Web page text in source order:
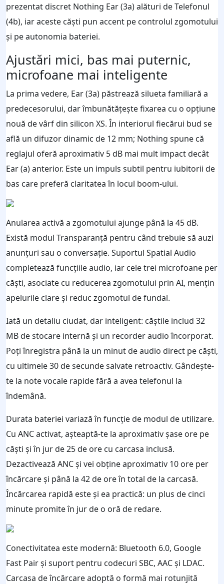
prezentat discret Nothing Ear (3a) alături de Telefonul
(4b), iar aceste căști pun accent pe controlul zgomotului
și pe autonomia bateriei.
Ajustări mici, bas mai puternic,
microfoane mai inteligente
La prima vedere, Ear (3a) păstrează silueta familiară a
predecesorului, dar îmbunătățește fixarea cu o opțiune
nouă de vârf din silicon XS. În interiorul fiecărui bud se
află un difuzor dinamic de 12 mm; Nothing spune că
reglajul oferă aproximativ 5 dB mai mult impact decât
Ear (a) anterior. Este un impuls subtil pentru iubitorii de
bas care preferă claritatea în locul boom-ului.
Anularea activă a zgomotului ajunge până la 45 dB.
Există modul Transparanță pentru când trebuie să auzi
anunțuri sau o conversație. Suportul Spatial Audio
completează funcțiile audio, iar cele trei microfoane per
căști, asociate cu reducerea zgomotului prin AI, mențin
apelurile clare și reduc zgomotul de fundal.
Iată un detaliu ciudat, dar inteligent: căștile includ 32
MB de stocare internă și un recorder audio încorporat.
Poți înregistra până la un minut de audio direct pe căști,
cu ultimele 30 de secunde salvate retroactiv. Gândește-
te la note vocale rapide fără a avea telefonul la
îndemână.
Durata bateriei variază în funcție de modul de utilizare.
Cu ANC activat, așteaptă-te la aproximativ șase ore pe
căști și în jur de 25 de ore cu carcasa inclusă.
Dezactivează ANC și vei obține aproximativ 10 ore per
încărcare și până la 42 de ore în total de la carcasă.
Încărcarea rapidă este și ea practică: un plus de cinci
minute promite în jur de o oră de redare.
Conectivitatea este modernă: Bluetooth 6.0, Google
Fast Pair și suport pentru codecuri SBC, AAC și LDAC.
Carcasa de încărcare adoptă o formă mai rotunjită